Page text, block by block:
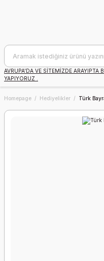
AVRUPA'DA VE SİTEMİZDE ARAYIPTA
YAPIYORUZ .
Homepage Hediyelikler Türk